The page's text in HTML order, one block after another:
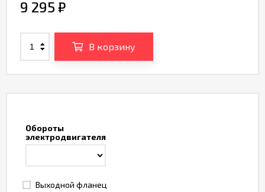
Обороты
электродвигателя
Выходной фланец
9 295 ₽
В корзину